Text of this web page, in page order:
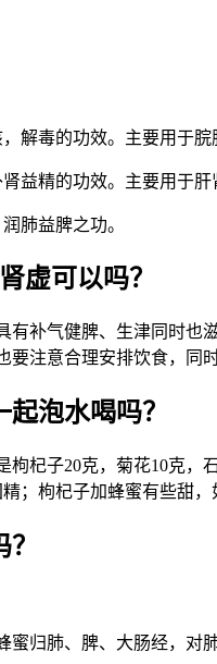
解毒的功效。主要用于
益精的功效。主要用于
肺益脾之功。
虚可以吗？
有补气健脾、生津同时也
注意合理安排饮食，同
泡水喝吗？
枸杞子20克，菊花10克，
精；枸杞子加蜂蜜有些
蜜归肺、脾、大肠经，对